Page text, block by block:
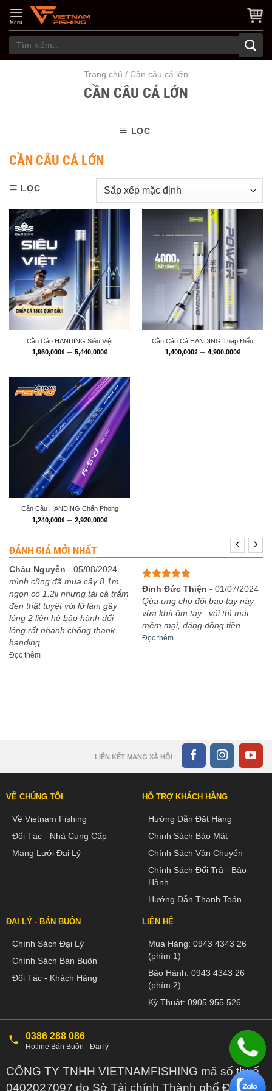
content
Menu
Tìm
kiếm:
Trang chủ / Cần câu cá lớn
CẦN CÂU CÁ LỚN
LỌC
CẦN CÂU CÁ LỚN
LỌC
Cần Câu HANDING Siêu Việt
1,960,000₫ – 5,440,000₫Khoảng
1,960,000₫
đến
5,440,000₫
Cần Câu Cá HANDING Tháp Điếu
1,400,000₫ – 4,900,000₫Khoảng
Cần Câu HANDING Chấn Phong
1,240,000₫ – 2,920,000₫Khoảng
ĐÁNH GIÁ MỚI NHẤT
Châu Nguyễn - 05/08/2024
mình cũng đã mua cây 8.1m
ngọn có 1.2li nhưng tải cá trắm
đen thật tuyệt vời lỡ làm gãy
lóng 2 liên hệ bảo hành đổi
lóng rất nhanh chống thank
handing
Đọc thêm
Được xếp
hạng
sao
Đinh Đức Thiện - 01/07/2024
Qúa ưng cho đôi bao tay này
vừa khít ôm tay , vải thì mát
mềm mại, đáng đồng tiền
Đọc thêm
LIÊN KẾT MẠNG XÃ HỘI
VỀ CHÚNG TÔI
Về Vietnam Fishing
Đối Tác - Nhà Cung Cấp
Mạng Lưới Đại Lý
HỖ TRỢ KHÁCH HÀNG
Hướng Dẫn Đặt Hàng
Chính Sách Bảo Mật
Chính Sách Vận Chuyển
Chính Sách Đổi Trả - Bảo
Hành
Hướng Dẫn Thanh Toán
ĐẠI LÝ - BÁN BUÔN
Chính Sách Đại Lý
Chính Sách Bán Buôn
Đối Tác - Khách Hàng
LIÊN HỆ
Mua Hàng: 0943 4343 26
(phím 1)
Bảo Hành: 0943 4343 26
(phím 2)
Kỹ Thuật: 0905 955 526
0386 288 086
Hotline Bán Buôn - Đại lý
CÔNG TY TNHH VIETNAMFISHING mã số thuế
0402027097 do Sở Tài chính Thành phố Đà